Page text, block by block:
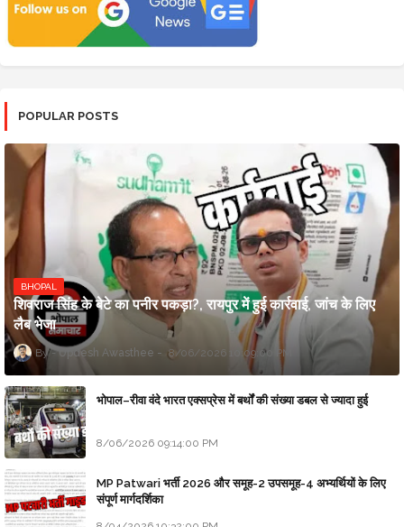
POPULAR POSTS
BHOPAL
शिवराज सिंह के बेटे का पनीर पकड़ा?, रायपुर में हुई कार्रवाई, जांच के लिए
लैब भेजा
Updesh Awasthee 8/06/2026 10:09:00 PM
भोपाल–रीवा वंदे भारत एक्सप्रेस में बर्थों की संख्या डबल से ज्यादा हुई
8/06/2026 09:14:00 PM
MP Patwari भर्ती 2026 और समूह-2 उपसमूह-4 अभ्यर्थियों के लिए
संपूर्ण मार्गदर्शिका